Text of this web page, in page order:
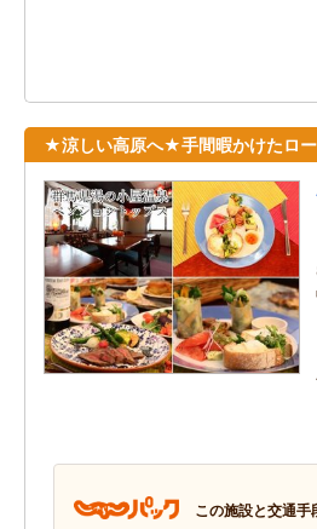
★涼しい高原へ★手間暇かけたロ
この施設と交通